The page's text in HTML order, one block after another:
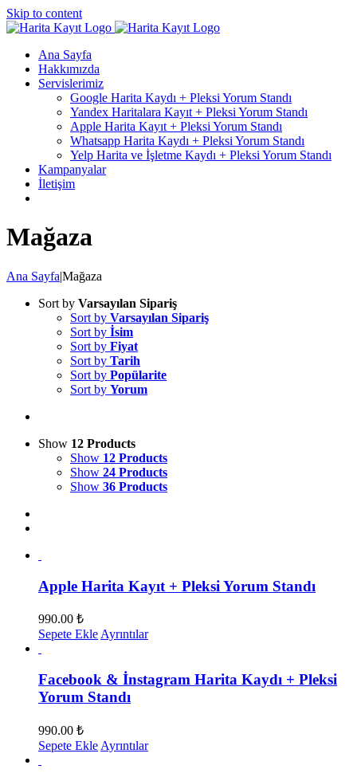
Skip to content
Ana Sayfa
Hakkımızda
Servislerimiz
Google Harita Kaydı + Pleksi Yorum Standı
Yandex Haritalara Kayıt + Pleksi Yorum Standı
Apple Harita Kayıt + Pleksi Yorum Standı
Whatsapp Harita Kaydı + Pleksi Yorum Standı
Yelp Harita ve İşletme Kaydı + Pleksi Yorum Standı
Kampanyalar
İletişim
Mağaza
Ana Sayfa|Mağaza
Sort by Varsayılan Sipariş
Sort by Varsayılan Sipariş
Sort by İsim
Sort by Fiyat
Sort by Tarih
Sort by Popülarite
Sort by Yorum
Show 12 Products
Show 12 Products
Show 24 Products
Show 36 Products
Apple Harita Kayıt + Pleksi Yorum Standı
990.00 ₺
Sepete Ekle Ayrıntılar
Facebook & İnstagram Harita Kaydı + Pleksi
Yorum Standı
990.00 ₺
Sepete Ekle Ayrıntılar